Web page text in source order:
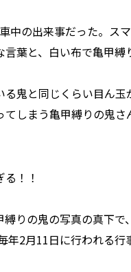
中の出来事だった。ス
言葉と、白い布で亀甲
鬼と同じくらい目ん
しまう亀甲縛りの鬼さ
！！
縛りの鬼の写真の真下
年2月11日に行われる